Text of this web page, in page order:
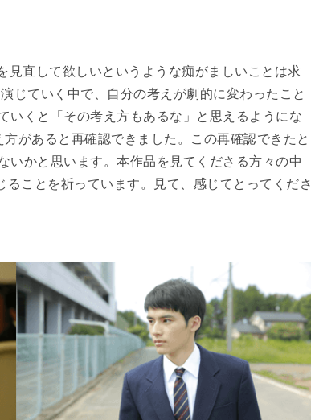
見直して欲しいというような痴がましいことは求
じていく中で、自分の考えが劇的に変わったこと
いくと「その考え方もあるな」と思えるようにな
があると再確認できました。この再確認できたと
いかと思います。本作品を見てくださる方々の中
ことを祈っています。見て、感じてとってくださ